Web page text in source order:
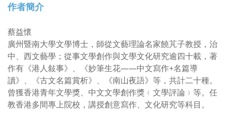
作者簡介
蔡益懷
廣州暨南大學文學博士，師從文藝理論名家饒芃子教授，治
中、西文藝學；從事文學創作與文學文化研究逾四十載，著
作有《港人敍事》、《妙筆生花——中文寫作+名篇導
讀》、《古文名篇賞析》、《南山夜語》等，共計二十種。
曾獲香港青年文學獎、中文文學創作獎﹙文學評論﹚等。任
教香港多間專上院校，講授創意寫作、文化研究等科目。